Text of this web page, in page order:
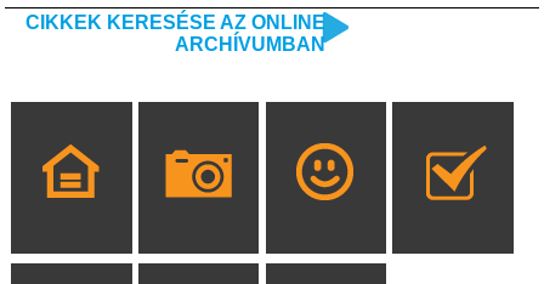
CIKKEK KERESÉSE AZ ONLINE
ARCHÍVUMBAN